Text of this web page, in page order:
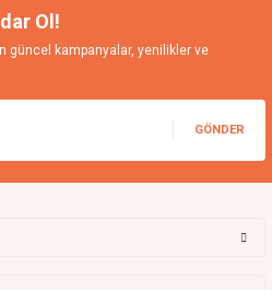
Ol!
güncel kampanyalar, yenilikler ve
GÖNDER